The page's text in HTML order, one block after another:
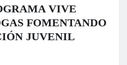
VIVE
FOMENTANDO
JUVENIL